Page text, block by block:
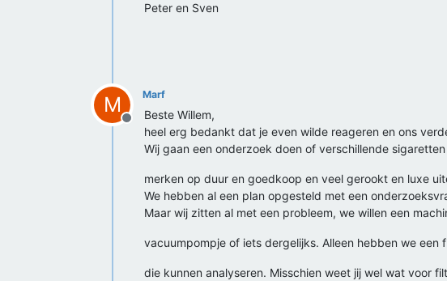
Peter en Sven
M
Offline
Marf
Beste Willem,
heel erg bedankt dat je even wilde reageren en ons
Wij gaan een onderzoek doen of verschillende
merken op duur en goedkoop en veel gerookt en luxe
We hebben al een plan opgesteld met een
Maar wij zitten al met een probleem, we willen een
vacuumpompje of iets dergelijks. Alleen hebben we
die kunnen analyseren. Misschien weet jij wel wat voor